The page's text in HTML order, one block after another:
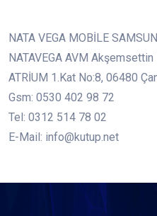
NATA VEGA MOBİLE
NATAVEGA AVM
ATRİUM 1.Kat No:8, 06480
Gsm: 0530 402 98 72
Tel: 0312 514 78 02
E-Mail: info@kutup.net